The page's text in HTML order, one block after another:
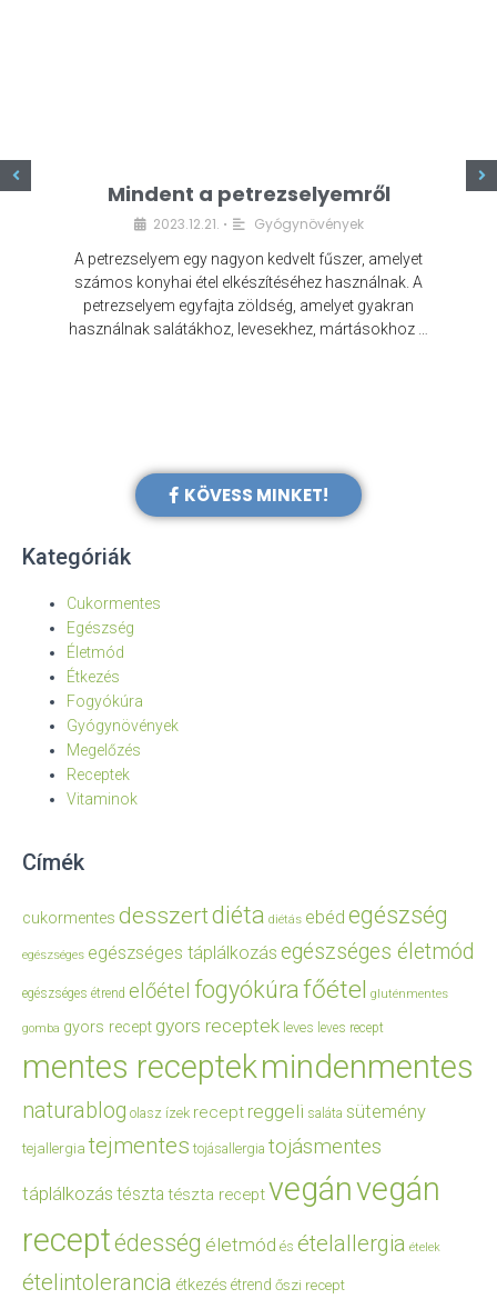
Mindent a petrezselyemről
2023.12.21. • Gyógynövények
A petrezselyem egy nagyon kedvelt fűszer, amelyet
számos konyhai étel elkészítéséhez használnak. A
petrezselyem egyfajta zöldség, amelyet gyakran
használnak salátákhoz, levesekhez, mártásokhoz …
KÖVESS MINKET!
Kategóriák
Cukormentes
Egészség
Életmód
Étkezés
Fogyókúra
Gyógynövények
Megelőzés
Receptek
Vitaminok
Címék
cukormentes desszertdiéta diétás ebéd egészség
egészséges egészséges táplálkozás egészséges életmód
egészséges étrend előétel fogyókúrafőétel gluténmentes
gomba gyors recept gyors receptek leves leves recept
mentes receptekmindenmentes
naturablog olasz ízek recept reggeli saláta sütemény
tejallergia tejmentes tojásallergia tojásmentes
táplálkozás tészta tészta receptvegánvegán
receptédesség életmód és ételallergia ételek
ételintolerancia étkezés étrend őszi recept